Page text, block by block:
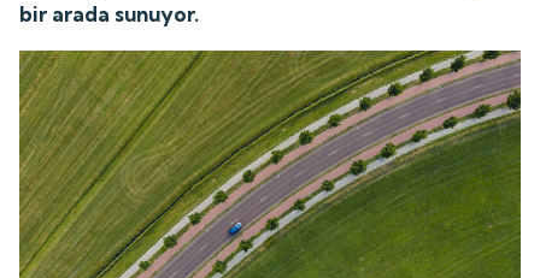
bir arada sunuyor.